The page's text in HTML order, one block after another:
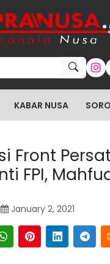
KABAR NUSA
Front
FPI,
January 2, 2021